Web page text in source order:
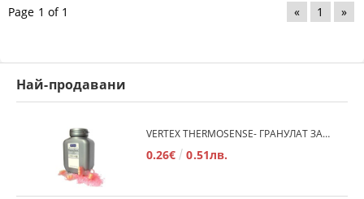
Page 1 of 1 « 1 »
Най-продавани
VERTEX THERMOSENSE- ГРАНУЛАТ ЗА МЕКИ ПРОТЕЗИ
0.26€ 0.51лв.